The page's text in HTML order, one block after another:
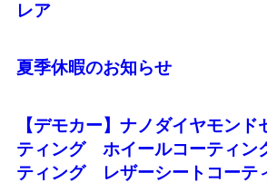
レア
夏季休暇のお知らせ
【デモカー】ナノダイヤモンド
ティング ホイールコーティ
ティング レザーシートコー